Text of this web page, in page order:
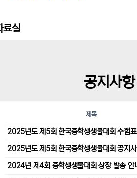
료실
공지사항
제목
2025년도 제5회 한국중학생생물대회 공지
2024년 제4회 중학생생물대회 상장 발송 안